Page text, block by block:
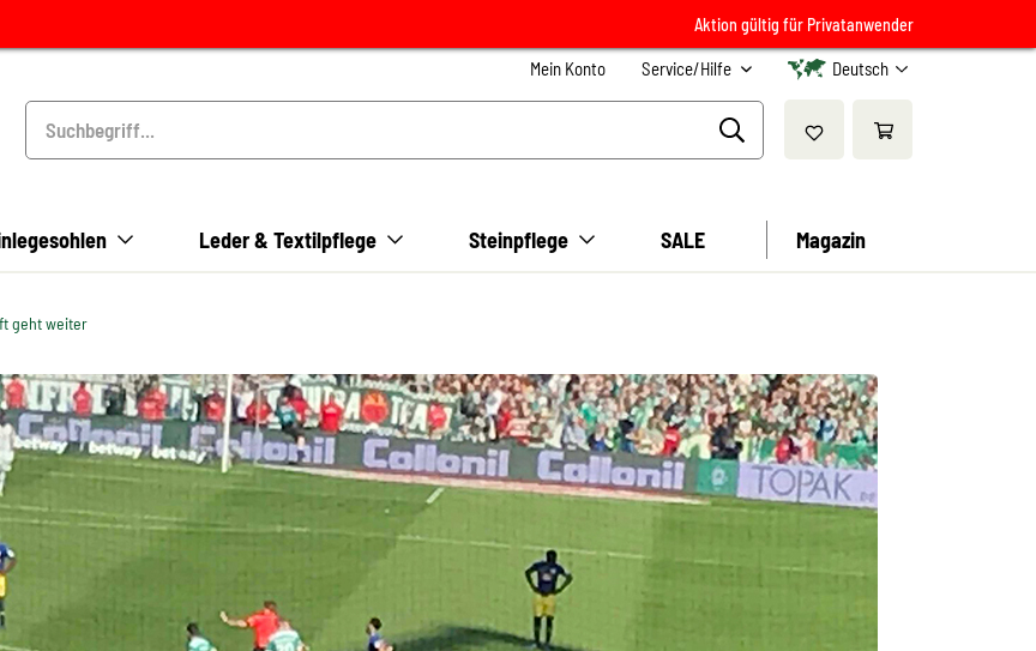
Aktion gültig für Privatanwender
Mein Konto Service/Hilfe Deutsch
Leder & Textilpflege Steinpflege SALE Magazin
geht weiter